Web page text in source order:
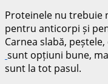
Proteinele nu trebuie
pentru anticorpi și
Carnea slabă,
sunt opțiuni bune,
sunt la tot pasul.